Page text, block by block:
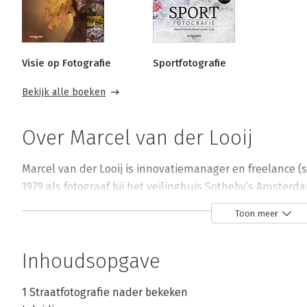
Visie op Fotografie Sportfotografie
Bekijk alle boeken
Over Marcel van der Looij
Marcel van der Looij is innovatiemanager en freelance
1979 als fotograaf bij het veilinghuis Sotheby’s
leerde. Jaren later werd hij gegrepen door het
sportfotografie een echte passie is geworden. Zijn stijl
Hij is al diverse keren onderscheiden en heeft vele
geeft ook lezingen en workshops. Meer informatie:
Toon meer
Inhoudsopgave
1 Straatfotografie nader bekeken